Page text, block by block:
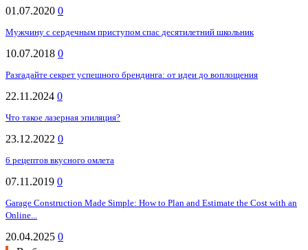
01.07.2020 0
Мужчину с сердечным приступом спас десятилетний школьник
10.07.2018 0
Разгадайте секрет успешного брендинга: от идеи до воплощения
22.11.2024 0
Что такое лазерная эпиляция?
23.12.2022 0
6 рецептов вкусного омлета
07.11.2019 0
Garage Construction Made Simple: How to Plan and Estimate the Cost with an
Online...
20.04.2025 0